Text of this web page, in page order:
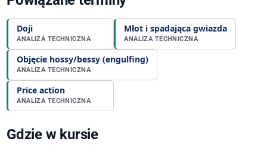
Doji
ANALIZA TECHNICZNA
Młot i spadająca gwiazda
ANALIZA TECHNICZNA
Objęcie hossy/bessy (engulfing)
ANALIZA TECHNICZNA
Price action
ANALIZA TECHNICZNA
Gdzie w kursie